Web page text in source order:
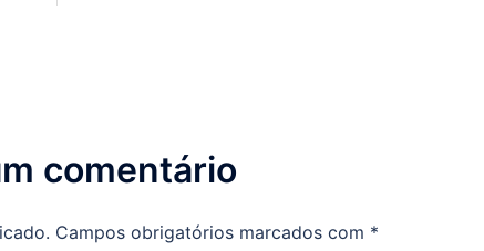
comentário
Campos obrigatórios marcados com *